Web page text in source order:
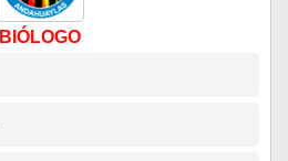
BIÓLOGO